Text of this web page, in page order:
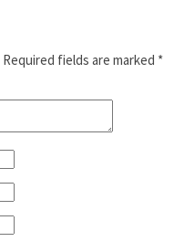
Required fields are marked *